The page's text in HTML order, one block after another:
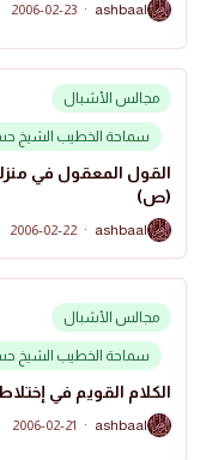
A
ashbaal
·
2006-02-23
مجالس الأشبال
سماحة الخطيب الشيخ
القول المعقول في
(ص)
A
ashbaal
·
2006-02-22
مجالس الأشبال
سماحة الخطيب الشيخ
الكلام القويم في
A
ashbaal
·
2006-02-21